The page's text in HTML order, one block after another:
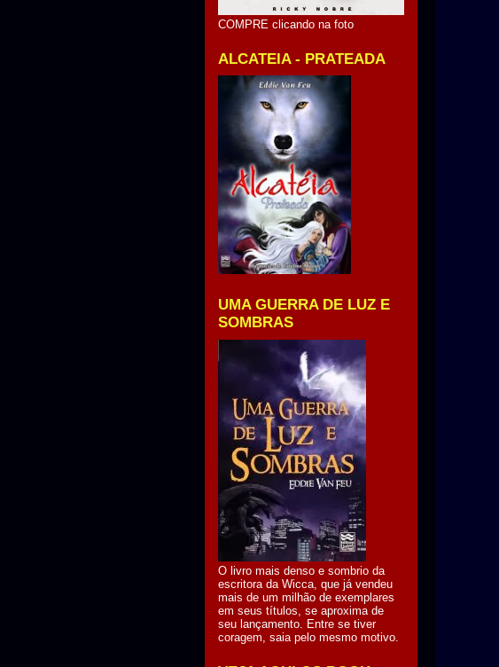
COMPRE clicando na foto
ALCATEIA - PRATEADA
UMA GUERRA DE LUZ E
SOMBRAS
O livro mais denso e sombrio da
escritora da Wicca, que já vendeu
mais de um milhão de exemplares
em seus títulos, se aproxima de
seu lançamento. Entre se tiver
coragem, saia pelo mesmo motivo.